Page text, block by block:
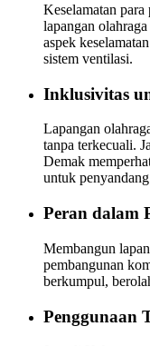
Keselamatan
lapangan
aspek
sistem ventilasi.
Inklusivitas
Lapangan
tanpa terkecuali.
Demak
untuk
Peran dalam
Membangun
pembangunan
berkumpul,
Penggunaan